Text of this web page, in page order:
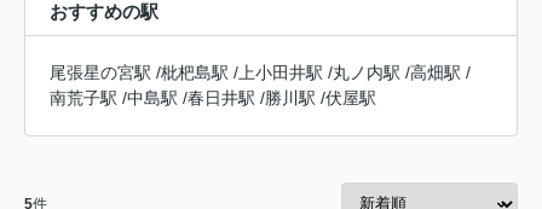
おすすめの駅
尾張星の宮駅 /枇杷島駅 / 上小田井駅 /丸ノ内駅 /高畑駅 /
南荒子駅 /中島駅 /春日井駅 /勝川駅 /伏屋駅
5件